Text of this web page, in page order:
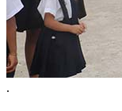
.